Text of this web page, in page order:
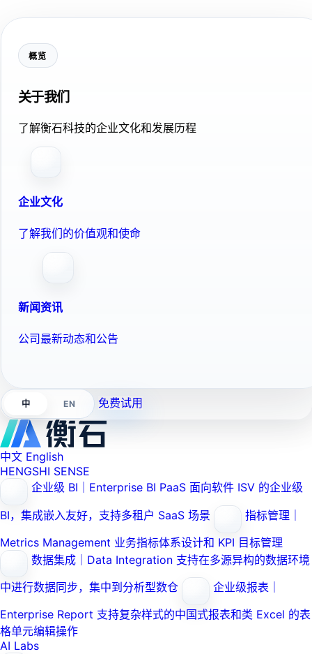
概览
关于我们
了解衡石科技的企业文化和发展历程
企业文化
了解我们的价值观和使命
新闻资讯
公司最新动态和公告
中 EN 免费试用
中文 English
HENGSHI SENSE
企业级 BI｜Enterprise BI PaaS 面向软件 ISV 的企业级
BI，集成嵌入友好，支持多租户 SaaS 场景
指标管理｜
Metrics Management 业务指标体系设计和 KPI 目标管理
数据集成｜Data Integration 支持在多源异构的数据环境
中进行数据同步，集中到分析型数仓
企业级报表｜
Enterprise Report 支持复杂样式的中国式报表和类 Excel 的表
格单元编辑操作
AI Labs